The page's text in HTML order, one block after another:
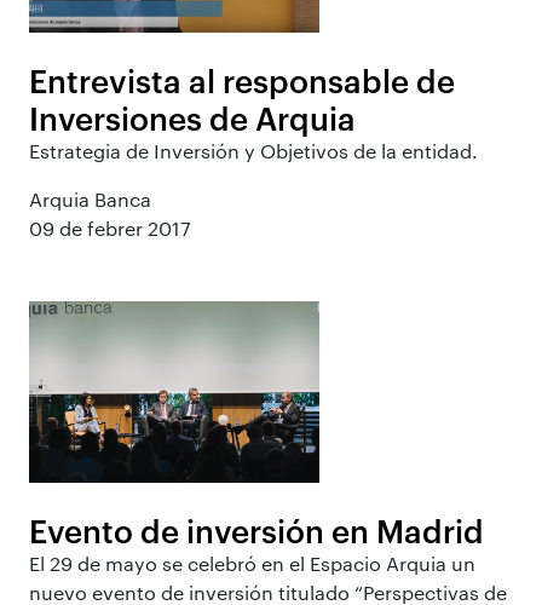
Entrevista al responsable de
Inversiones de Arquia
Estrategia de Inversión y Objetivos de la entidad.
Arquia Banca
09 de febrer 2017
Evento de inversión en Madrid
El 29 de mayo se celebró en el Espacio Arquia un
nuevo evento de inversión titulado “Perspectivas de